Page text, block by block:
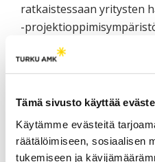
Tämä sivusto käyttää
Käytämme evästeitä
räätälöimiseen, sosiaalisen
tukemiseen ja
ratkaistessaan yritysten
-
konsultin saappaita ja
yritysten menestymisen
mahdollisuuksia erilaisille
seinien sisältä itse
mahdollisuuden